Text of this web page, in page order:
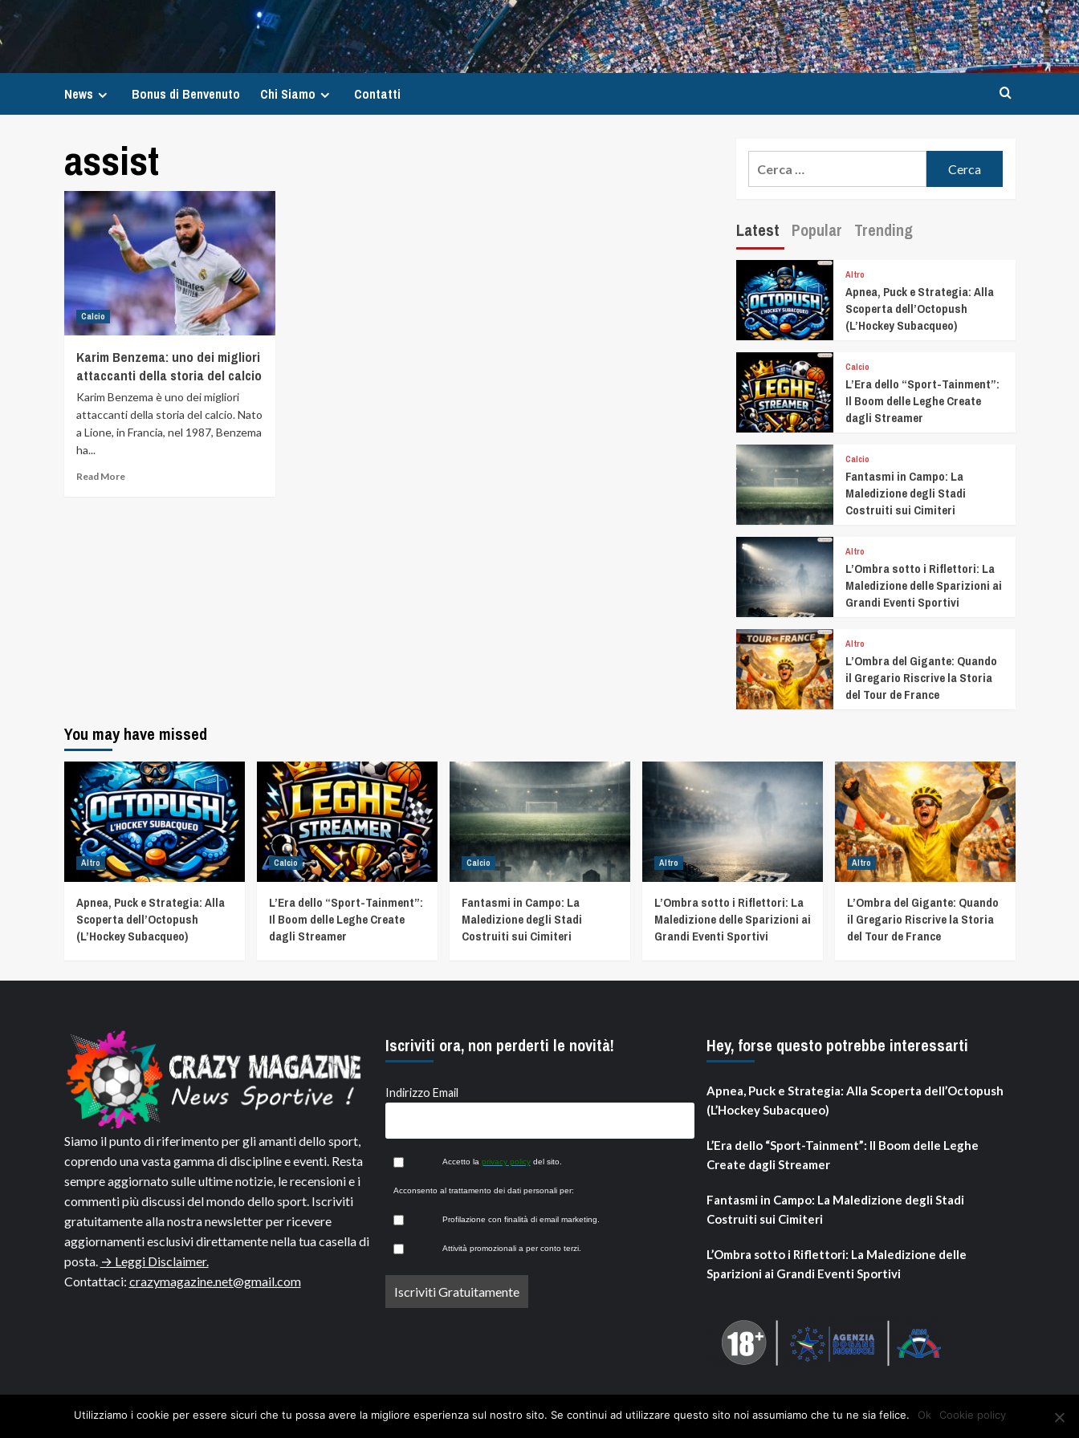
News Bonus di Benvenuto Chi Siamo Contatti
assist
Calcio
Karim Benzema: uno dei migliori
attaccanti della storia del calcio
Karim Benzema è uno dei migliori
attaccanti della storia del calcio. Nato
a Lione, in Francia, nel 1987, Benzema
ha...
Read More
Latest Popular Trending
Altro
Apnea, Puck e Strategia: Alla
Scoperta dell’Octopush
(L’Hockey Subacqueo)
Calcio
L’Era dello “Sport-Tainment”:
Il Boom delle Leghe Create
dagli Streamer
Calcio
Fantasmi in Campo: La
Maledizione degli Stadi
Costruiti sui Cimiteri
Altro
L’Ombra sotto i Riflettori: La
Maledizione delle Sparizioni ai
Grandi Eventi Sportivi
Altro
L’Ombra del Gigante: Quando
il Gregario Riscrive la Storia
del Tour de France
You may have missed
Altro
Apnea, Puck e Strategia: Alla
Scoperta dell’Octopush
(L’Hockey Subacqueo)
Calcio
L’Era dello “Sport-Tainment”:
Il Boom delle Leghe Create
dagli Streamer
Calcio
Fantasmi in Campo: La
Maledizione degli Stadi
Costruiti sui Cimiteri
Altro
L’Ombra sotto i Riflettori: La
Maledizione delle Sparizioni ai
Grandi Eventi Sportivi
Altro
L’Ombra del Gigante: Quando
il Gregario Riscrive la Storia
del Tour de France
Siamo il punto di riferimento per gli amanti dello sport,
coprendo una vasta gamma di discipline e eventi. Resta
sempre aggiornato sulle ultime notizie, le recensioni e i
commenti più discussi del mondo dello sport. Iscriviti
gratuitamente alla nostra newsletter per ricevere
aggiornamenti esclusivi direttamente nella tua casella di
posta. → Leggi Disclaimer.
Contattaci: crazymagazine.net@gmail.com
Iscriviti ora, non perderti le novità!
Indirizzo Email
Accetto la privacy policydel sito.
Acconsento al trattamento dei dati personali per:
Profilazione con finalità di email marketing.
Attività promozionali a per conto terzi.
Hey, forse questo potrebbe interessarti
Apnea, Puck e Strategia: Alla Scoperta dell’Octopush
(L’Hockey Subacqueo)
L’Era dello “Sport-Tainment”: Il Boom delle Leghe
Create dagli Streamer
Fantasmi in Campo: La Maledizione degli Stadi
Costruiti sui Cimiteri
L’Ombra sotto i Riflettori: La Maledizione delle
Sparizioni ai Grandi Eventi Sportivi
Utilizziamo i cookie per essere sicuri che tu possa avere la migliore esperienza sul nostro sito. Se continui ad utilizzare questo sito noi assumiamo che tu ne sia felice. Ok Cookie policy